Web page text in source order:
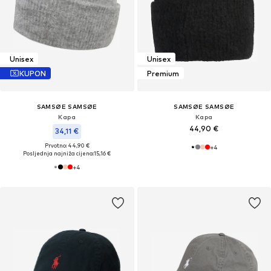
Unisex
KUPON
SAMSØE SAMSØE
Kapa
34,11 €
Prvotno: 44,90 €
Posljednja najniža cijena:15,16 €
+4
Unisex
Premium
SAMSØE SAMSØE
Kapa
44,90 €
+4